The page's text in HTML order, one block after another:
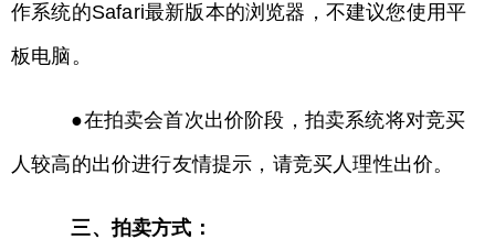
作系统的Safari最新版本的浏览器，不建议您使用平
板电脑。
●在拍卖会首次出价阶段，拍卖系统将对竞买
人较高的出价进行友情提示，请竞买人理性出价。
三、拍卖方式：